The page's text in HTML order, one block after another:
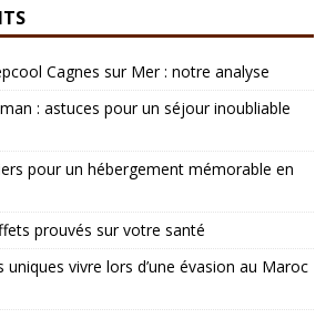
Cagnes sur Mer : notre analyse
: astuces pour un séjour inoubliable
pour un hébergement mémorable en
prouvés sur votre santé
uniques vivre lors d’une évasion au Maroc